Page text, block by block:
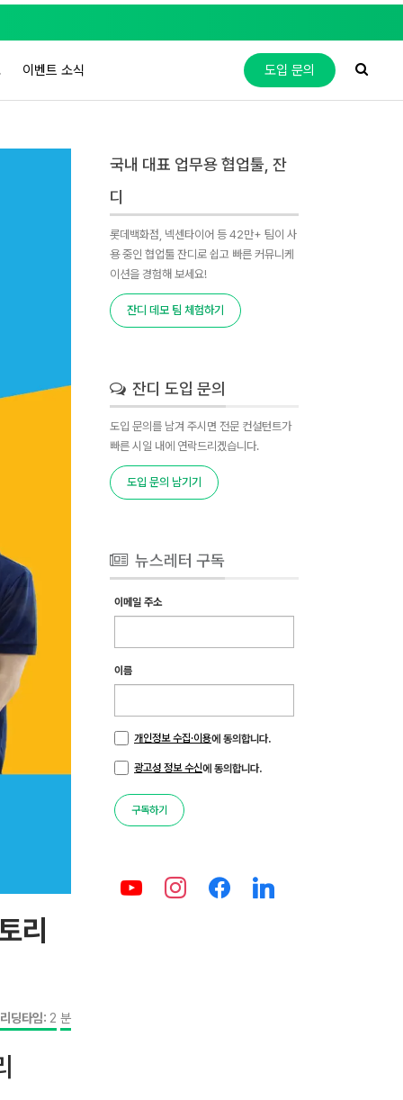
도입 문의
이벤트 소식
리
리딩타임: 2 분
국내 대표 업무용 협업툴, 잔
디
롯데백화점, 넥센타이어 등 42만+ 팀이 사
용 중인 협업툴 잔디로 쉽고 빠른 커뮤니케
이션을 경험해 보세요!
잔디 데모 팀 체험하기
잔디 도입 문의
도입 문의를 남겨 주시면 전문 컨설턴트가
빠른 시일 내에 연락드리겠습니다.
도입 문의 남기기
뉴스레터 구독
이메일 주소
이름
개인정보 수집·이용에 동의합니다.
광고성 정보 수신에 동의합니다.
구독하기